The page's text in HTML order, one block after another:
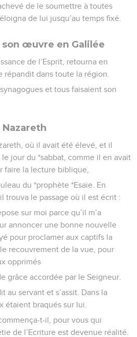
de le soumettre à toutes
de lui jusqu’au temps fixé.
œuvre en Galilée
de l’Esprit, retourna en
répandit dans toute la région.
et tous faisaient son
où il avait été élevé, et il
jour du *sabbat, comme il en avait
faire la lecture biblique,
du *prophète *Esaïe. En
trouva le passage où il est écrit :
sur moi parce qu’il m’a
annoncer une bonne nouvelle
pour proclamer aux captifs la
recouvrement de la vue, pour
opprimés
grâce accordée par le Seigneur.
au servant et s’assit. Dans la
étaient braqués sur lui.
t-il, pour vous qui
de l’Ecriture est devenue réalité.